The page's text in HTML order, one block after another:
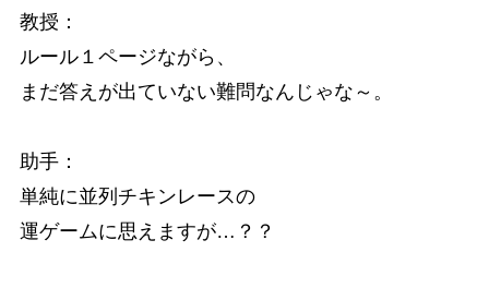
教授：
ルール１ページながら、
まだ答えが出ていない難問なんじゃな～。
助手：
単純に並列チキンレースの
運ゲームに思えますが…？？